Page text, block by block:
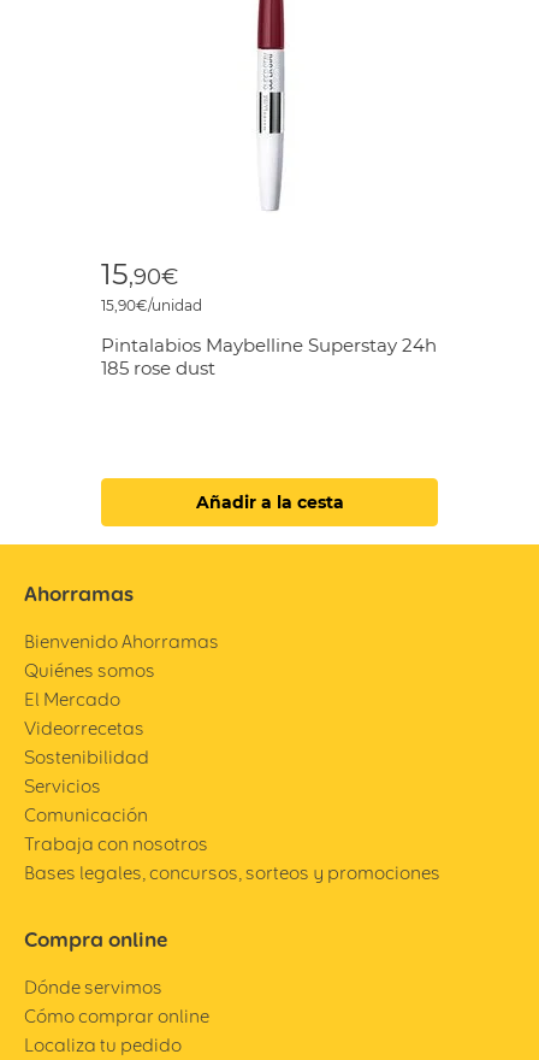
15,90€
15,90€/unidad
Pintalabios Maybelline Superstay 24h
185 rose dust
Añadir a la cesta
Ahorramas
Bienvenido Ahorramas
Quiénes somos
El Mercado
Videorrecetas
Sostenibilidad
Servicios
Comunicación
Trabaja con nosotros
Bases legales, concursos, sorteos y promociones
Compra online
Dónde servimos
Cómo comprar online
Localiza tu pedido